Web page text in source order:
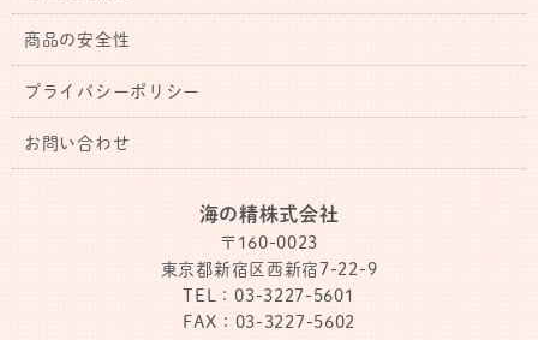
商品の安全性
プライバシーポリシー
お問い合わせ
海の精株式会社
〒160-0023
東京都新宿区西新宿7-22-9
TEL：03-3227-5601
FAX：03-3227-5602